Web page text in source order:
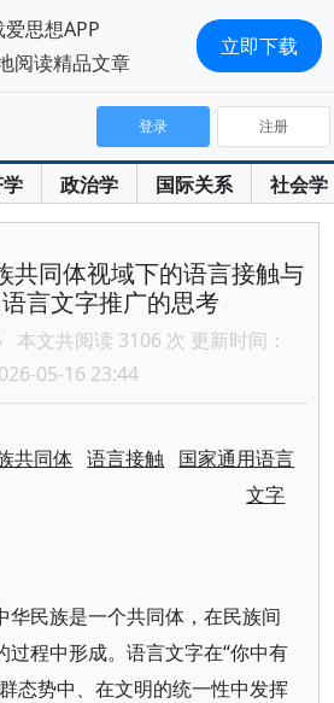
政治学 国际关系 社会学
登录 注册
共同体视域下的语言接触与
言文字推广的思考
本文共阅读 3106 次 更新时间：
05-16 23:44
共同体 语言接触 国家通用语言
文字
华民族是一个共同体，在民族间
过程中形成。语言文字在“你中有
态势中、在文明的统一性中发挥
爱思想APP
阅读精品文章
立即下载